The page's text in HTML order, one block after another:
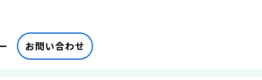
お問い合わせ